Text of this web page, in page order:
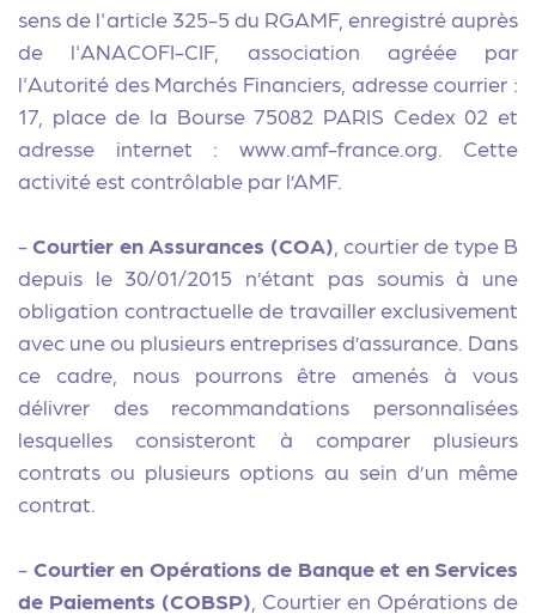
sens de l'article 325-5 du RGAMF, enregistré auprès
de l'ANACOFI-CIF, association agréée par
l'Autorité des Marchés Financiers, adresse courrier :
17, place de la Bourse 75082 PARIS Cedex 02 et
adresse internet : www.amf-france.org. Cette
activité est contrôlable par l’AMF.
-Courtier en Assurances (COA) , courtier de type B
depuis le 30/01/2015 n’étant pas soumis à une
obligation contractuelle de travailler exclusivement
avec une ou plusieurs entreprises d’assurance. Dans
ce cadre, nous pourrons être amenés à vous
délivrer des recommandations personnalisées
lesquelles consisteront à comparer plusieurs
contrats ou plusieurs options au sein d’un même
contrat.
- Courtier en Opérations de Banque et en Services
de Paiements (COBSP) , Courtier en Opérations de